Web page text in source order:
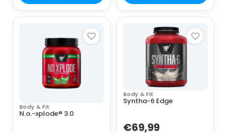
Body & Fit
N.o.-xplode® 3.0
Body & Fit
Syntha-6 Edge
€69,99